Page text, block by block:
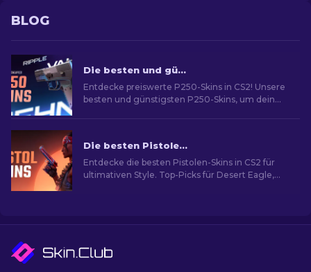
BLOG
Die besten und günstigsten P250-Skins in CS2 [2026]
Entdecke preiswerte P250-Skins in CS2! Unsere
besten und günstigsten P250-Skins, um dein
Die besten Pistolen-Skins in CS2 [2026]
Entdecke die besten Pistolen-Skins in CS2 für
ultimativen Style. Top-Picks für Desert Eagle,